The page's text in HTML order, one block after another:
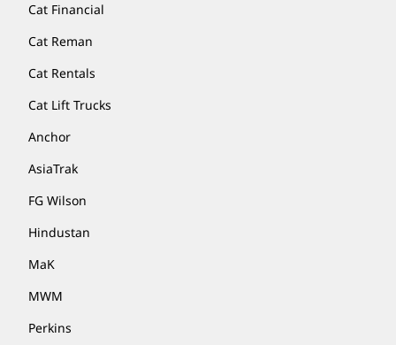
Cat Financial
Cat Reman
Cat Rentals
Cat Lift Trucks
Anchor
AsiaTrak
FG Wilson
Hindustan
MaK
MWM
Perkins